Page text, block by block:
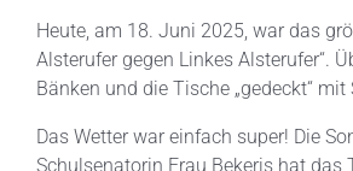
Heute, am 18. Juni 2025, war das
Alsterufer gegen Linkes Alsterufer“.
Bänken und die Tische „gedeckt“
Das Wetter war einfach super! Die
Schulsenatorin Frau Bekeris hat das